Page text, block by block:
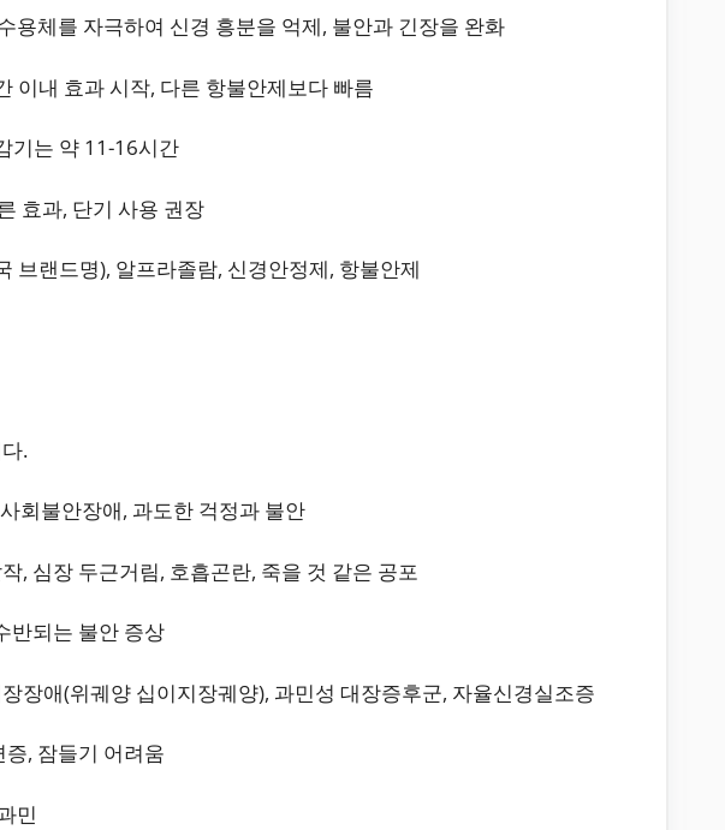
용체를 자극하여 신경 흥분을 억제, 불안과 긴장을 완화
이내 효과 시작, 다른 항불안제보다 빠름
기는 약 11-16시간
효과, 단기 사용 권장
브랜드명), 알프라졸람, 신경안정제, 항불안제
.
회불안장애, 과도한 걱정과 불안
, 심장 두근거림, 호흡곤란, 죽을 것 같은 공포
반되는 불안 증상
장애(위궤양 십이지장궤양), 과민성 대장증후군, 자율신경실조증
, 잠들기 어려움
민